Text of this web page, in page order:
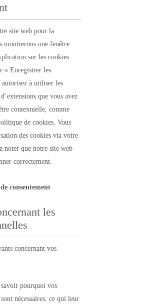
site web pour la
montrerons une fenêtre
sur les cookies.
« Enregistrer les
autorisez à utiliser les
que vous avez
contextuelle, comme
de cookies. Vous
des cookies via votre
noter que notre site web
correctement.
consentement
les
concernant vos
pourquoi vos
nécessaires, ce qui leur